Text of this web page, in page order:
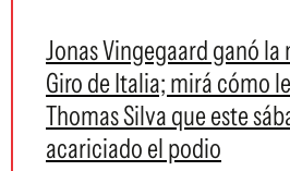
Jonas Vingegaard ganó
Giro de Italia; mirá cómo
Thomas Silva que este
acariciado el podio